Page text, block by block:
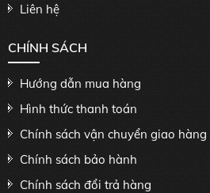
Liên hệ
CHÍNH SÁCH
Hướng dẫn mua hàng
Hình thức thanh toán
Chính sách vận chuyển giao hàng
Chính sách bảo hành
Chính sách đổi trả hàng